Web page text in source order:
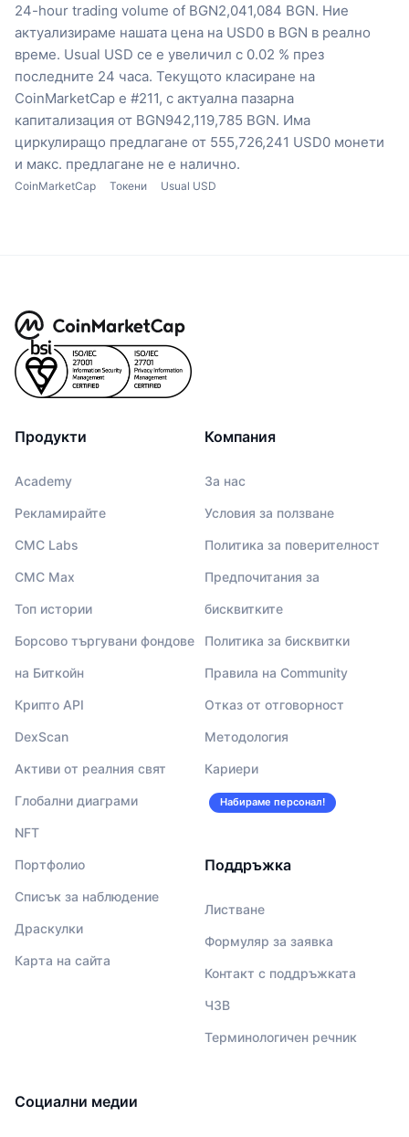
24-hour trading volume of BGN2,041,084 BGN. Ние
актуализираме нашата цена на USD0 в BGN в реално
време. Usual USD се е увеличил с 0.02 % през
последните 24 часа. Текущото класиране на
CoinMarketCap е #211, с актуална пазарна
капитализация от BGN942,119,785 BGN. Има
циркулиращо предлагане от 555,726,241 USD0 монети
и макс. предлагане не е налично.
CoinMarketCap Токени Usual USD
Продукти
Academy
Рекламирайте
CMC Labs
CMC Max
Топ истории
Борсово търгувани фондове
на Биткойн
Крипто API
DexScan
Активи от реалния свят
Глобални диаграми
NFT
Портфолио
Списък за наблюдение
Драскулки
Карта на сайта
Компания
За нас
Условия за ползване
Политика за поверителност
Предпочитания за
бисквитките
Политика за бисквитки
Правила на Community
Отказ от отговорност
Методология
Кариери
Набираме персонал!
Поддръжка
Листване
Формуляр за заявка
Контакт с поддръжката
ЧЗВ
Терминологичен речник
Социални медии